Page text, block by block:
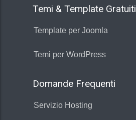
Temi & Template Gratuiti
Template per Joomla
Temi per WordPress
Domande Frequenti
Servizio Hosting